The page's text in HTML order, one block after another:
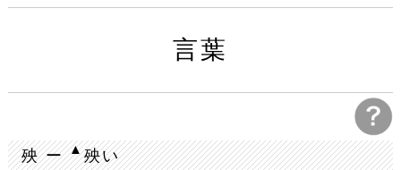
言葉
殃 ー▲殃い